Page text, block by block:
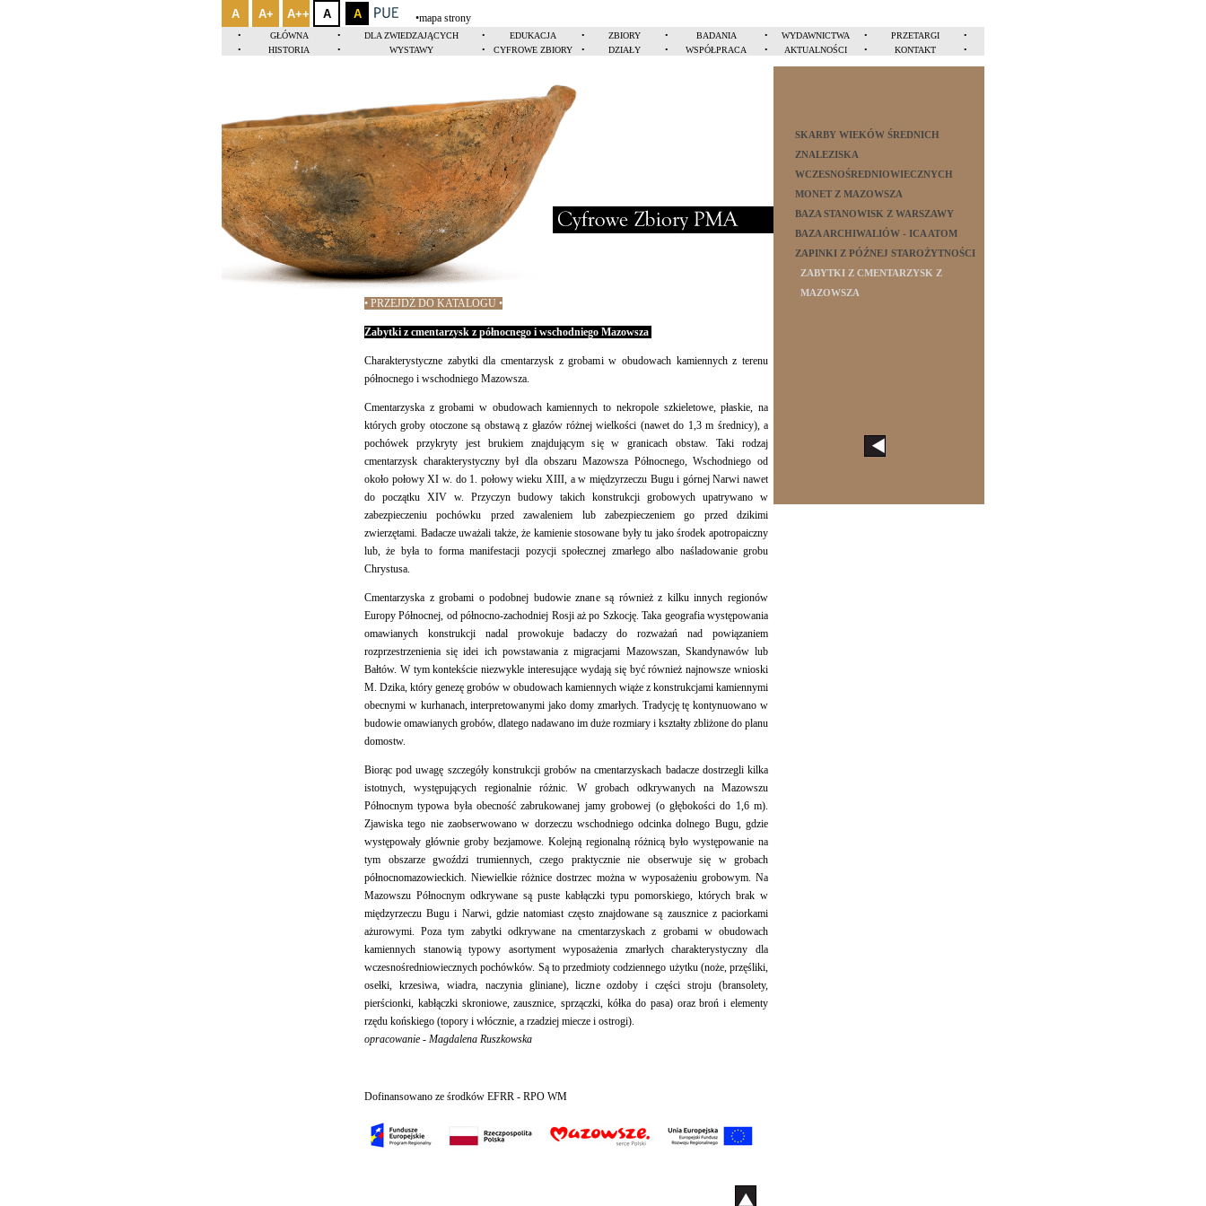
A A+ A++ A A •mapa strony
• GŁÓWNA • DLA ZWIEDZAJĄCYCH • EDUKACJA • ZBIORY • BADANIA • WYDAWNICTWA • PRZETARGI
•
•
HISTORIA • WYSTAWY • CYFROWE ZBIORY • DZIAŁY • WSPÓŁPRACA • AKTUALNOŚCI • KONTAKT •
SKARBY WIEKÓW ŚREDNICH
ZNALEZISKA
WCZESNOŚREDNIOWIECZNYCH
MONET Z MAZOWSZA
BAZA STANOWISK Z WARSZAWY
BAZA ARCHIWALIÓW - ICA ATOM
ZAPINKI Z PÓŹNEJ STAROŻYTNOŚCI
ZABYTKI Z CMENTARZYSK Z
MAZOWSZA
• PRZEJDŹ DO KATALOGU •
Zabytki z cmentarzysk z północnego i wschodniego Mazowsza
Charakterystyczne zabytki dla cmentarzysk z grobami w obudowach kamiennych z terenu
północnego i wschodniego Mazowsza.
Cmentarzyska z grobami w obudowach kamiennych to nekropole szkieletowe, płaskie, na
których groby otoczone są obstawą z głazów różnej wielkości (nawet do 1,3 m średnicy), a
pochówek przykryty jest brukiem znajdującym się w granicach obstaw. Taki rodzaj
cmentarzysk charakterystyczny był dla obszaru Mazowsza Północnego, Wschodniego od
około połowy XI w. do 1. połowy wieku XIII, a w międzyrzeczu Bugu i górnej Narwi nawet
do początku XIV w. Przyczyn budowy takich konstrukcji grobowych upatrywano w
zabezpieczeniu pochówku przed zawaleniem lub zabezpieczeniem go przed dzikimi
zwierzętami. Badacze uważali także, że kamienie stosowane były tu jako środek apotropaiczny
lub, że była to forma manifestacji pozycji społecznej zmarłego albo naśladowanie grobu
Chrystusa.
Cmentarzyska z grobami o podobnej budowie znane są również z kilku innych regionów
Europy Północnej, od północno-zachodniej Rosji aż po Szkocję. Taka geografia występowania
omawianych konstrukcji nadal prowokuje badaczy do rozważań nad powiązaniem
rozprzestrzenienia się idei ich powstawania z migracjami Mazowszan, Skandynawów lub
Bałtów. W tym kontekście niezwykle interesujące wydają się być również najnowsze wnioski
M. Dzika, który genezę grobów w obudowach kamiennych wiąże z konstrukcjami kamiennymi
obecnymi w kurhanach, interpretowanymi jako domy zmarłych. Tradycję tę kontynuowano w
budowie omawianych grobów, dlatego nadawano im duże rozmiary i kształty zbliżone do planu
domostw.
Biorąc pod uwagę szczegóły konstrukcji grobów na cmentarzyskach badacze dostrzegli kilka
istotnych, występujących regionalnie różnic. W grobach odkrywanych na Mazowszu
Północnym typowa była obecność zabrukowanej jamy grobowej (o głębokości do 1,6 m).
Zjawiska tego nie zaobserwowano w dorzeczu wschodniego odcinka dolnego Bugu, gdzie
występowały głównie groby bezjamowe. Kolejną regionalną różnicą było występowanie na
tym obszarze gwoździ trumiennych, czego praktycznie nie obserwuje się w grobach
północnomazowieckich. Niewielkie różnice dostrzec można w wyposażeniu grobowym. Na
Mazowszu Północnym odkrywane są puste kabłączki typu pomorskiego, których brak w
międzyrzeczu Bugu i Narwi, gdzie natomiast często znajdowane są zausznice z paciorkami
ażurowymi. Poza tym zabytki odkrywane na cmentarzyskach z grobami w obudowach
kamiennych stanowią typowy asortyment wyposażenia zmarłych charakterystyczny dla
wczesnośredniowiecznych pochówków. Są to przedmioty codziennego użytku (noże, przęśliki,
osełki, krzesiwa, wiadra, naczynia gliniane), liczne ozdoby i części stroju (bransolety,
pierścionki, kabłączki skroniowe, zausznice, sprzączki, kółka do pasa) oraz broń i elementy
rzędu końskiego (topory i włócznie, a rzadziej miecze i ostrogi).
opracowanie - Magdalena Ruszkowska
Dofinansowano ze środków EFRR - RPO WM